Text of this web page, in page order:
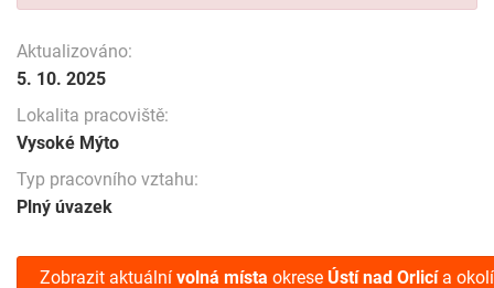
Aktualizováno:
5. 10. 2025
Lokalita pracoviště:
Vysoké Mýto
Typ pracovního vztahu:
Plný úvazek
Zobrazit aktuální volná místa okrese Ústí nad Orlicía okolí